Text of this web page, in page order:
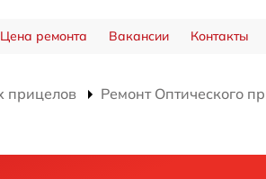
Цена ремонта Вакансии Контакты
прицелов
Ремонт Оптического